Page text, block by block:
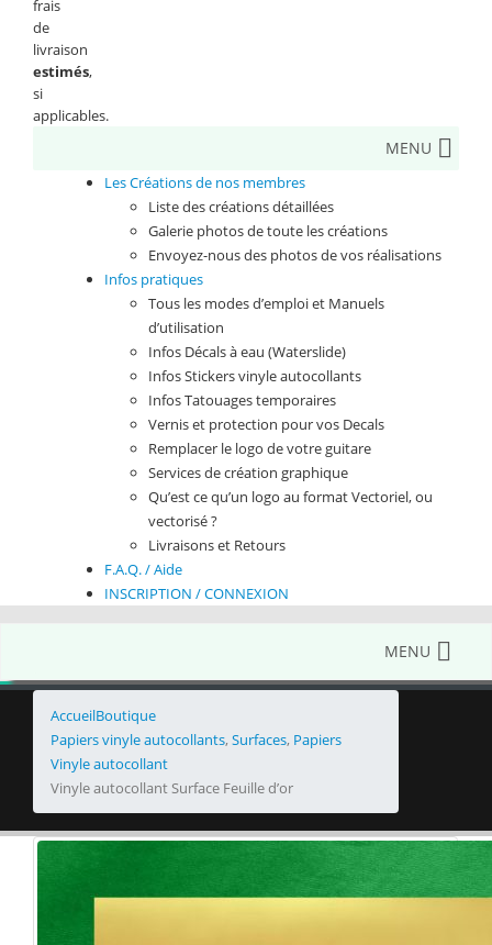
frais
de
livraison
estimés,
si
applicables.
MENU
Les Créations de nos membres
Liste des créations détaillées
Galerie photos de toute les créations
Envoyez-nous des photos de vos réalisations
Infos pratiques
Tous les modes d’emploi et Manuels
d’utilisation
Infos Décals à eau (Waterslide)
Infos Stickers vinyle autocollants
Infos Tatouages temporaires
Vernis et protection pour vos Decals
Remplacer le logo de votre guitare
Services de création graphique
Qu’est ce qu’un logo au format Vectoriel, ou
vectorisé ?
Livraisons et Retours
F.A.Q. / Aide
INSCRIPTION / CONNEXION
MENU
AccueilBoutique
Papiers vinyle autocollants, Surfaces, Papiers
Vinyle autocollant
Vinyle autocollant Surface Feuille d’or